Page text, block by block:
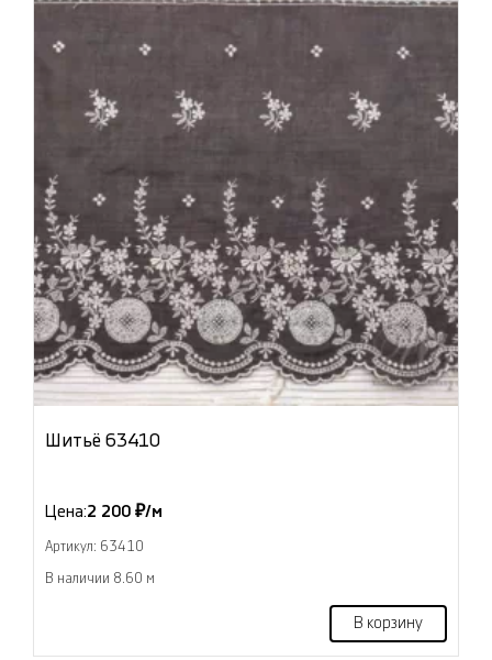
Шитьё 63410
Цена:2 200 ₽/м
Артикул: 63410
В наличии 8.60 м
В корзину